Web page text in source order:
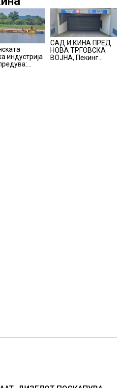
индустрија
САД И КИНА ПРЕД
НОВА ТРГОВСКА
ВОЈНА, Пекинг